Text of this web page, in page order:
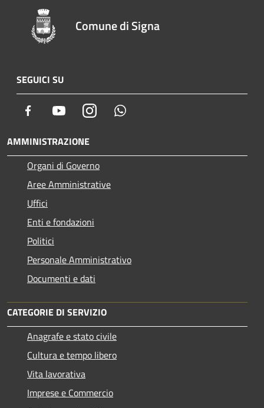
Comune di Signa
SEGUICI SU
Facebook YoutubeInstagram
AMMINISTRAZIONE
Organi di Governo
Aree Amministrative
Uffici
Enti e fondazioni
Politici
Personale Amministrativo
Documenti e dati
CATEGORIE DI SERVIZIO
Anagrafe e stato civile
Cultura e tempo libero
Vita lavorativa
Imprese e Commercio